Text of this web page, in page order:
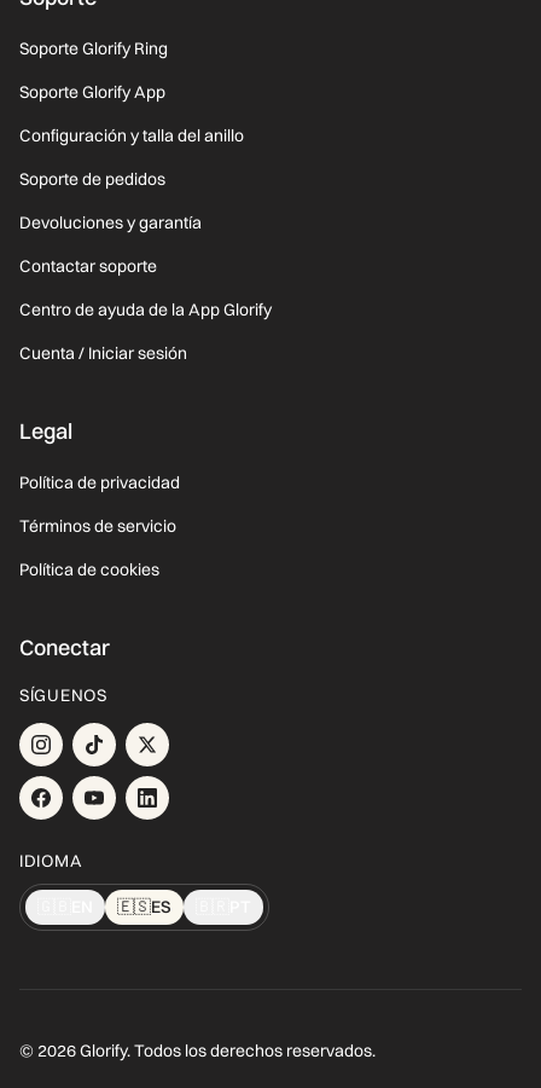
Soporte Glorify Ring
Soporte Glorify App
Configuración y talla del anillo
Soporte de pedidos
Devoluciones y garantía
Contactar soporte
Centro de ayuda de la App Glorify
Cuenta / Iniciar sesión
Legal
Política de privacidad
Términos de servicio
Política de cookies
Conectar
SÍGUENOS
IDIOMA
🇪🇸ES
© 2026 Glorify. Todos los derechos reservados.